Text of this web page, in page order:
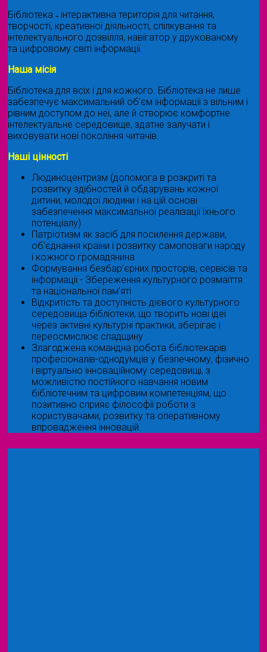
Бібліотека ˗ інтерактивна територія для читання,
творчості, креативної діяльності, спілкування та
інтелектуального дозвілля, навігатор у друкованому
та цифровому світі інформації.
Наша місія
Бібліотека для всіх і для кожного. Бібліотека не лише
забезпечує максимальний об'єм інформації з вільним і
рівним доступом до неї, але й створює комфортне
інтелектуальне середовище, здатне залучати і
виховувати нові покоління читачів.
Наші цінності
Людиноцентризм (допомога в розкриті та
розвитку здібностей й обдарувань кожної
дитини, молодої людини і на цій основі
забезпечення максимальної реалізації їхнього
потенціалу)
Патріотизм як засіб для посилення держави,
об'єднання країни і розвитку самоповаги народу
і кожного громадянина
Формування безбар’єрних просторів, сервісів та
інформації - Збереження культурного розмаїття
та національної пам’яті
Відкритість та доступність дієвого культурного
середовища бібліотеки, що творить нові ідеї
через активні культурні практики, зберігає і
переосмислює спадщину
Злагоджена командна робота бібліотекарів
професіоналів-однодумців у безпечному, фізично
і віртуально інноваційному середовищі, з
можливістю постійного навчання новим
бібліотечним та цифровим компетенціям, що
позитивно сприяє філософії роботи з
користувачами, розвитку та оперативному
впровадження інновацій.